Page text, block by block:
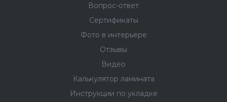
Вопрос-ответ
Сертификаты
Фото в интерьере
Отзывы
Видео
Калькулятор ламината
Инструкции по укладке